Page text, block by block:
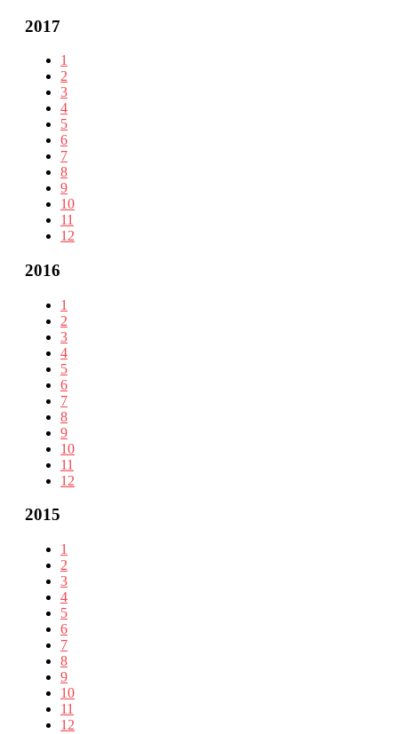
2017
1
2
3
4
5
6
7
8
9
10
11
12
2016
1
2
3
4
5
6
7
8
9
10
11
12
2015
1
2
3
4
5
6
7
8
9
10
11
12